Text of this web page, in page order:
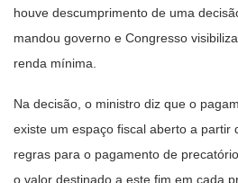
houve descumprimento de uma
mandou governo e Congresso
renda mínima.
Na decisão, o ministro diz que o
existe um espaço fiscal aberto a partir
regras para o pagamento de
o valor destinado a este fim em cada